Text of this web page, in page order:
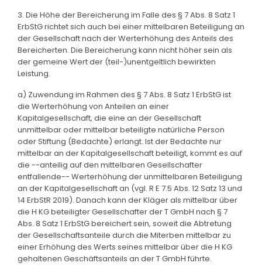
3. Die Höhe der Bereicherung im Falle des § 7 Abs. 8 Satz 1
ErbStG richtet sich auch bei einer mittelbaren Beteiligung an
der Gesellschaft nach der Werterhöhung des Anteils des
Bereicherten. Die Bereicherung kann nicht höher sein als
der gemeine Wert der (teil-)unentgeltlich bewirkten
Leistung.
a) Zuwendung im Rahmen des § 7 Abs. 8 Satz 1 ErbStG ist
die Werterhöhung von Anteilen an einer
Kapitalgesellschaft, die eine an der Gesellschaft
unmittelbar oder mittelbar beteiligte natürliche Person
oder Stiftung (Bedachte) erlangt. Ist der Bedachte nur
mittelbar an der Kapitalgesellschaft beteiligt, kommt es auf
die --anteilig auf den mittelbaren Gesellschafter
entfallende-- Werterhöhung der unmittelbaren Beteiligung
an der Kapitalgesellschaft an (vgl. R E 7.5 Abs. 12 Satz 13 und
14 ErbStR 2019). Danach kann der Kläger als mittelbar über
die H KG beteiligter Gesellschafter der T GmbH nach § 7
Abs. 8 Satz 1 ErbStG bereichert sein, soweit die Abtretung
der Gesellschaftsanteile durch die Miterben mittelbar zu
einer Erhöhung des Werts seines mittelbar über die H KG
gehaltenen Geschäftsanteils an der T GmbH führte.